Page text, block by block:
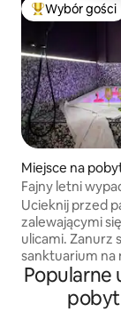
Wybór gości
Miejsce na
Fajny letni
w Kreuzbergu
Ucieknij przed
zalewającymi
ulicami. Zanurz
sanktuarium na
palącego
w krystalicznie
wodach
o wymiarach 1,80 x
Popularne